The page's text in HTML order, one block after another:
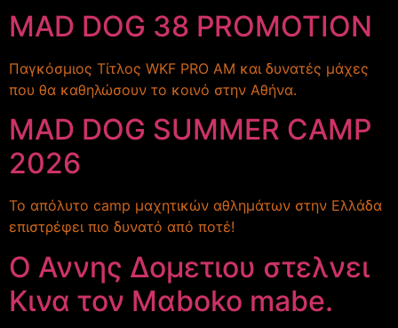
MAD DOG 38 PROMOTION
Παγκόσμιος Τίτλος WKF PRO AM και δυνατές μάχες
που θα καθηλώσουν το κοινό στην Αθήνα.
MAD DOG SUMMER CAMP
2026
Το απόλυτο camp μαχητικών αθλημάτων στην Ελλάδα
επιστρέφει πιο δυνατό από ποτέ!
Ο Αννης Δομετιου στελνει
Κινα τον Μαboko mabe.